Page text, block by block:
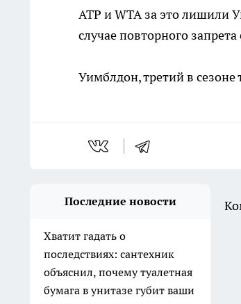
ATP и WTA за это лишили
случае повторного
Уимблдон, третий в
Последние новости
Хватит гадать о
последствиях: сантехник
объяснил, почему туалетная
бумага в унитазе губит ваши